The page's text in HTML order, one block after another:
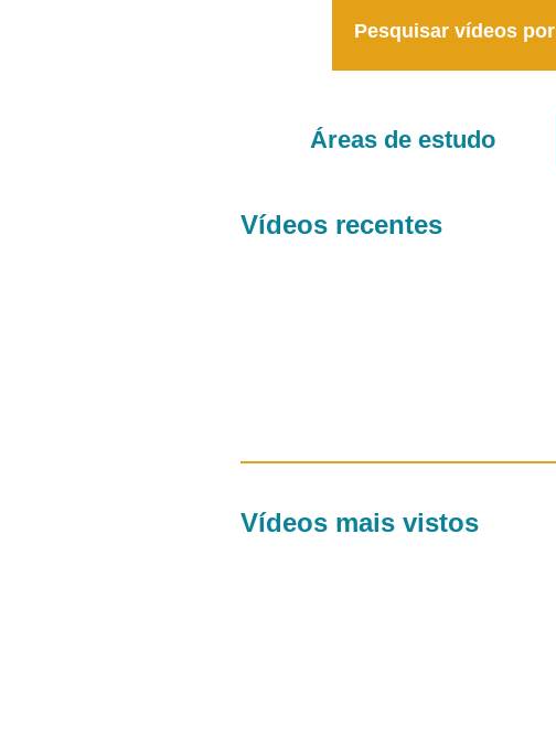
Pesquisar vídeos por
Áreas de estudo
Vídeos recentes
Vídeos mais vistos